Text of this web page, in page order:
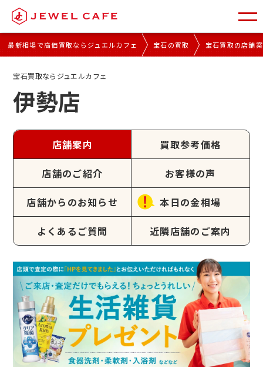
最新相場で高価買取ならジュエルカフェ 宝石の買取 宝石買取の店舗
宝石買取ならジュエルカフェ
伊勢店
店舗案内 買取参考価格
店舗のご紹介 お客様の声
店舗からのお知らせ 本日の金相場
よくあるご質問 近隣店舗のご案内